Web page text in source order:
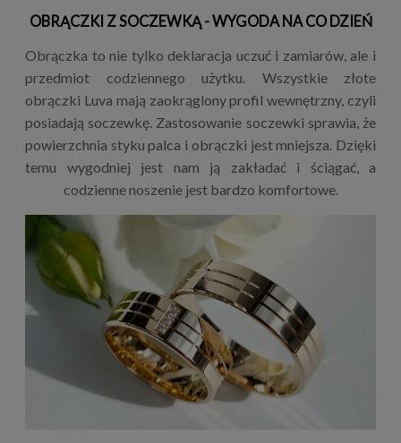
OBRĄCZKI Z SOCZEWKĄ - WYGODA NA CO DZIEŃ
Obrączka to nie tylko deklaracja uczuć i zamiarów, ale i
przedmiot codziennego użytku. Wszystkie złote
obrączki Luva mają zaokrąglony profil wewnętrzny, czyli
posiadają soczewkę. Zastosowanie soczewki sprawia, że
powierzchnia styku palca i obrączki jest mniejsza. Dzięki
temu wygodniej jest nam ją zakładać i ściągać, a
codzienne noszenie jest bardzo komfortowe.